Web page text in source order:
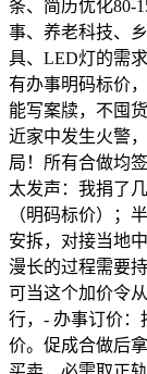
条、简历优化80-
事、养老科技、
具、LED灯的需
有办事明码标价
能写案牍，不囤
近家中发生火警
局！所有合做均
太发声：我捐了
（明码标价）；
安拆，对接当地
漫长的过程需要
可当这个加价令
行，- 办事订价：
价。促成合做后